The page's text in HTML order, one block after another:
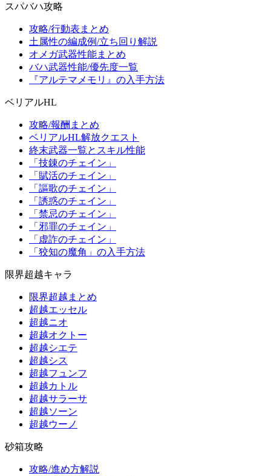
スパバハ攻略
攻略/行動表まとめ
土属性の編成例/立ち回り解説
オメガ武器性能まとめ
バハ武器性能/優先度一覧
『アルテマメモリ』の入手方法
ベリアルHL
攻略/報酬まとめ
ベリアルHL解放クエスト
終末武器一覧とスキル性能
「技錬のチェイン」
「賦活のチェイン」
「謳歌のチェイン」
「誘惑のチェイン」
「禁忌のチェイン」
「邪罪のチェイン」
「虚詐のチェイン」
「狡知の魔角」の入手方法
限界超越キャラ
限界超越まとめ
超越エッセル
超越ニオ
超越オクトー
超越シエテ
超越シス
超越フュンフ
超越カトル
超越サラーサ
超越ソーン
超越ウーノ
砂箱攻略
攻略/進め方解説